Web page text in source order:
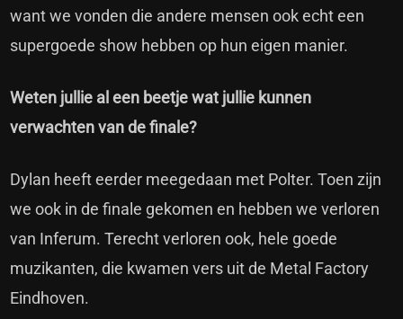
want we vonden die andere mensen ook echt een
supergoede show hebben op hun eigen manier.
Weten jullie al een beetje wat jullie kunnen
verwachten van de finale?
Dylan heeft eerder meegedaan met Polter. Toen zijn
we ook in de finale gekomen en hebben we verloren
van Inferum. Terecht verloren ook, hele goede
muzikanten, die kwamen vers uit de Metal Factory
Eindhoven.